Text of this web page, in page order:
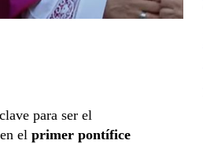
para ser el
el primer pontífice